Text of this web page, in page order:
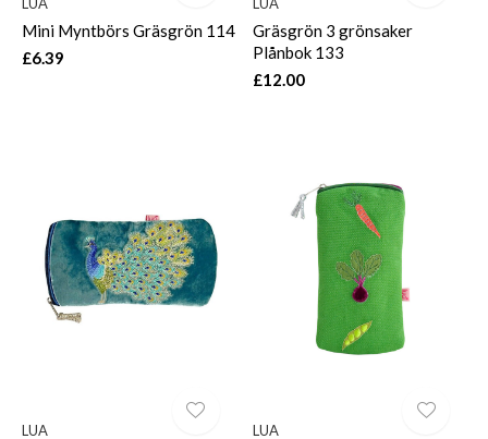
Mini Myntbörs Gräsgrön 114
£6.39
Gräsgrön 3 grönsaker
Plånbok 133
£12.00
LUA LUA